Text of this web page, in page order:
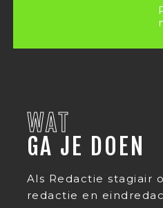
WAT
GA JE DOEN
Als Redactie stagiair
redactie en